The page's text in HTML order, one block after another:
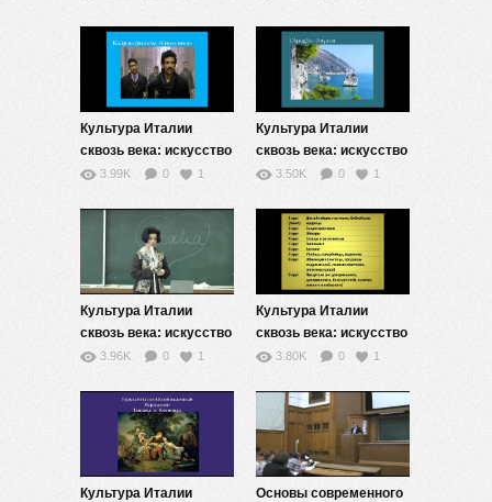
Культура Италии
сквозь века: искусство
жизни — 6
3.99K 0 1
Культура Италии
сквозь века: искусство
жизни — 7
3.50K 0 1
Культура Италии
сквозь века: искусство
жизни — 8
3.96K 0 1
Культура Италии
сквозь века: искусство
жизни — 9
3.80K 0 1
Культура Италии
Основы современного